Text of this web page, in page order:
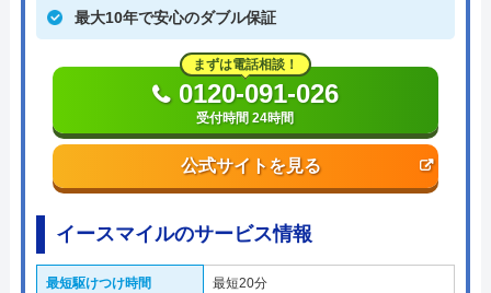
最大10年で安心のダブル保証
公式サイトを見る
まずは電話相談！
0120-091-026
受付時間 24時間
イースマイルのサービス情報
最短駆けつけ時間 最短20分